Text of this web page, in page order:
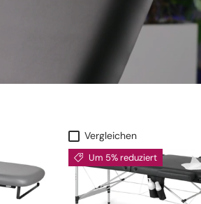
Vergleichen
Um 5% reduziert